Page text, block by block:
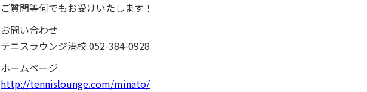
ご質問等何でもお受けいたします！
お問い合わせ
テニスラウンジ港校 052-384-0928
ホームページ
http://tennislounge.com/minato/